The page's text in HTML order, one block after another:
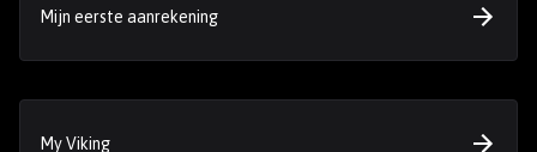
Mijn eerste aanrekening
My Viking